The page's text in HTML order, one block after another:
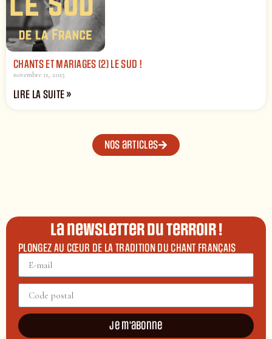
CHANTS ET MARIAGES (2) LE SUD !
novembre 11, 2025
LIRE LA SUITE »
Nos articles
La newsletter du terroir !
PLONGEZ AU CŒUR DE LA TRADITION DU CHANT FRANÇAIS
Je m'abonne